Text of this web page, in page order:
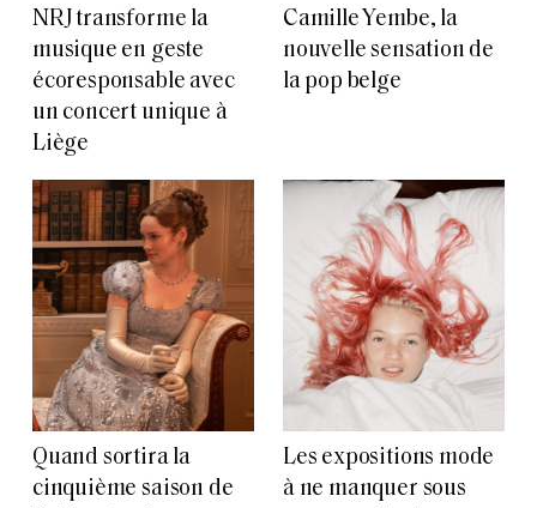
NRJ transforme la
musique en geste
écoresponsable avec
un concert unique à
Liège
Camille Yembe, la
nouvelle sensation de
la pop belge
Quand sortira la
cinquième saison de
Les expositions mode
à ne manquer sous